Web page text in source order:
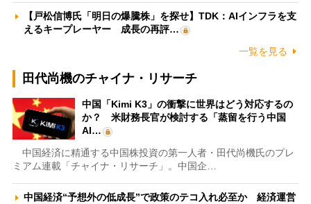
【戸松信博氏「明日の爆騰株」を探せ】TDK：AIインフラを支
えるキープレーヤー 成長の再評…
一覧を見る
田代尚機のチャイナ・リサーチ
中国「Kimi K3」の衝撃に世界はどう対応するの
か？ 米財務長官が検討する「蒸留を行う中国
AI…
中国経済に精通する中国株投資の第一人者・田代尚機氏のプレ
ミアム連載「チャイナ・リサーチ」。中国企…
中国経済“予想外の低成長”で政策のテコ入れ必至か 経済運営